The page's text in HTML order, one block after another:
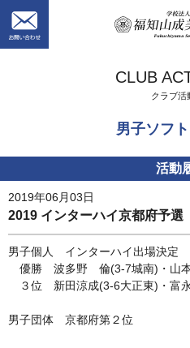
CLUB
クラブ活
男子ソフ
活動
2019年06月03日
2019 インターハイ京都府予選
男子個人 インターハイ出場決定
優勝 波多野 倫(3-7城南)・山
３位 新田涼成(3-6大正東)・富
男子団体 京都府第２位